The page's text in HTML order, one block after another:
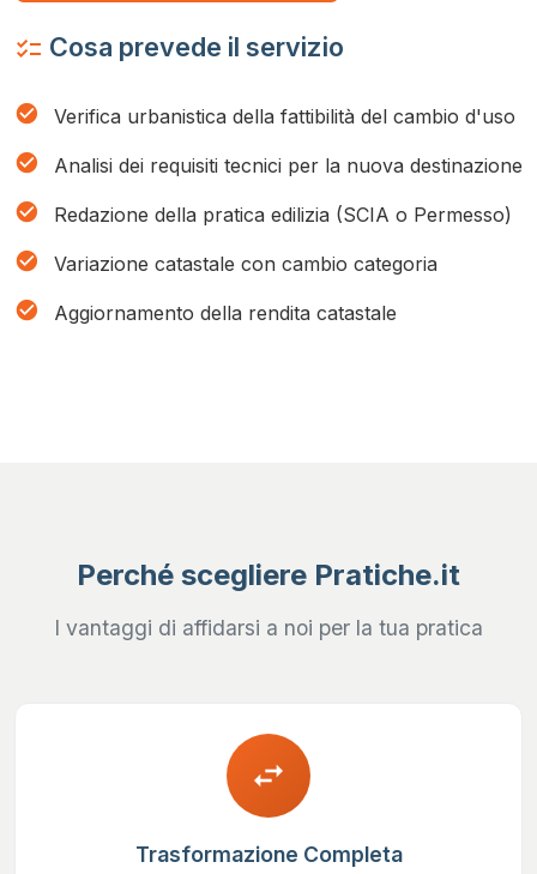
checklist Cosa prevede il servizio
check_circle Verifica urbanistica della fattibilità del cambio d'uso
check_circle Analisi dei requisiti tecnici per la nuova destinazione
check_circle Redazione della pratica edilizia (SCIA o Permesso)
check_circle Variazione catastale con cambio categoria
check_circle Aggiornamento della rendita catastale
Perché scegliere Pratiche.it
I vantaggi di affidarsi a noi per la tua pratica
swap_horiz
Trasformazione Completa